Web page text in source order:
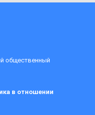
общественный
в отношении